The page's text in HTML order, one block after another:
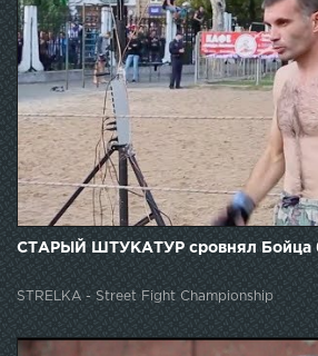
СТАРЫЙ ШТУКАТУР сровнял Бойца
STRELKA - Street Fight Championship